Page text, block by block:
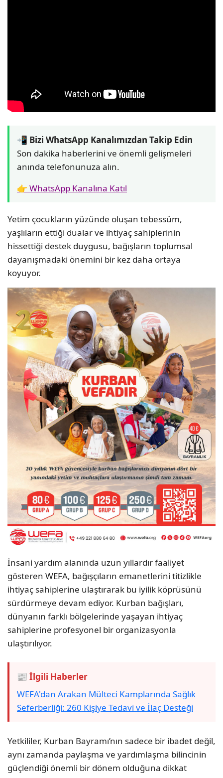
📲 Bizi WhatsApp Kanalımızdan Takip Edin
Son dakika haberlerini ve önemli gelişmeleri
anında telefonunuza alın.
👉 WhatsApp Kanalına Katıl
Yetim çocukların yüzünde oluşan tebessüm,
yaşlıların ettiği dualar ve ihtiyaç sahiplerinin
hissettiği destek duygusu, bağışların toplumsal
dayanışmadaki önemini bir kez daha ortaya
koyuyor.
İnsani yardım alanında uzun yıllardır faaliyet
gösteren WEFA, bağışçıların emanetlerini titizlikle
ihtiyaç sahiplerine ulaştırarak bu iyilik köprüsünü
sürdürmeye devam ediyor. Kurban bağışları,
dünyanın farklı bölgelerinde yaşayan ihtiyaç
sahiplerine profesyonel bir organizasyonla
ulaştırılıyor.
📰 İlgili Haberler
WEFA'dan Arakan Mülteci Kamplarında Sağlık
Seferberliği: 260 Kişiye Tedavi ve İlaç Desteği
Yetkililer, Kurban Bayramı’nın sadece bir ibadet değil,
aynı zamanda paylaşma ve yardımlaşma bilincinin
güçlendiği önemli bir dönem olduğuna dikkat